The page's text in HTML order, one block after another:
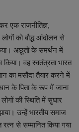
एक राजनीतिज्ञ,
को बौद्ध आंदोलन से
अछूतों के समर्थन में
वह स्वतंत्रता भारत
का मसौदा तैयार करने में
के पिता के रूप में जाना
की स्थिति में सुधार
उन्हें भारतीय समाज
से सम्मानित किया गया